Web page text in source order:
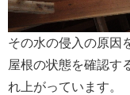
その水の侵入の原因
屋根の状態を確認す
れ上がっています。